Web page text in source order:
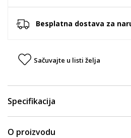
Besplatna dostava za
Sačuvajte u listi želja
Specifikacija
O proizvodu